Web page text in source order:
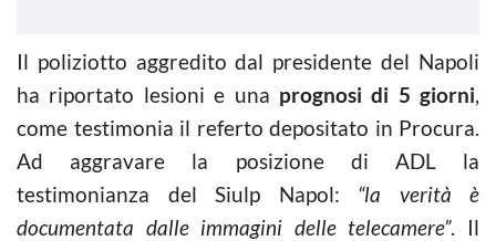
Il poliziotto aggredito dal presidente del Napoli
ha riportato lesioni e una prognosi di 5 giorni,
come testimonia il referto depositato in Procura.
Ad aggravare la posizione di ADL la
testimonianza del Siulp Napol: “la verità è
documentata dalle immagini delle telecamere”. Il